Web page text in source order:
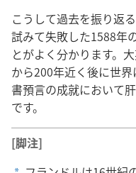
こうして過去を振り返
試みて失敗した1588年
とがよく分かります。
から200年近く後に世
書預言の成就において
です。
[脚注]